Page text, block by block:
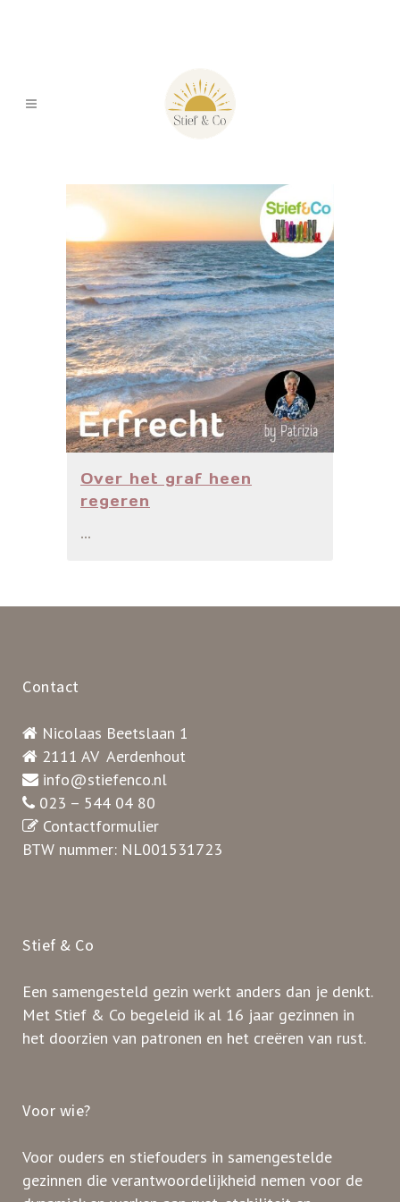
Over het graf heen
regeren
...
Contact
Nicolaas Beetslaan 1
2111 AV Aerdenhout
info@stiefenco.nl
023 – 544 04 80
Contactformulier
BTW nummer: NL001531723
Stief & Co
Een samengesteld gezin werkt anders dan je denkt.
Met Stief & Co begeleid ik al 16 jaar gezinnen in
het doorzien van patronen en het creëren van rust.
Voor wie?
Voor ouders en stiefouders in samengestelde
gezinnen die verantwoordelijkheid nemen voor de